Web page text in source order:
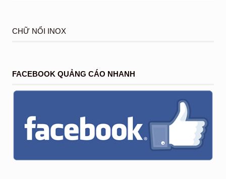
CHỮ NỔI INOX
FACEBOOK QUẢNG CÁO NHANH